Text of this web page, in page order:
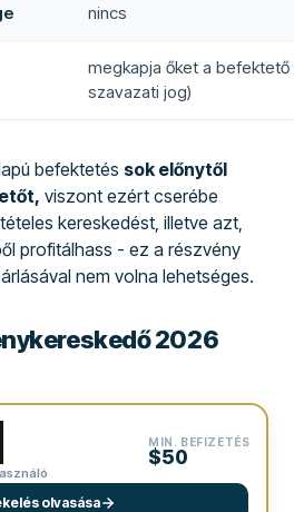
nincs
megkapja őket a befektető
szavazati jog)
befektetés sok előnytől
viszont ezért cserébe
kereskedést, illetve azt,
profitálhass - ez a részvény
nem volna lehetséges.
2026
MIN. BEFIZETÉS
$50
olvasása